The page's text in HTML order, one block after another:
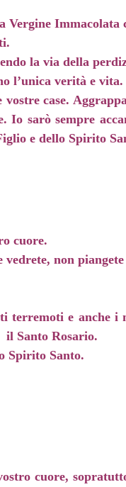
Vergine Immacolata
la via della
l’unica verità e vita.
case.
Io sarò sempre
e dello Spirito
cuore.
non
terremoti e anche
il Santo Rosario.
Spirito Santo.
cuore,